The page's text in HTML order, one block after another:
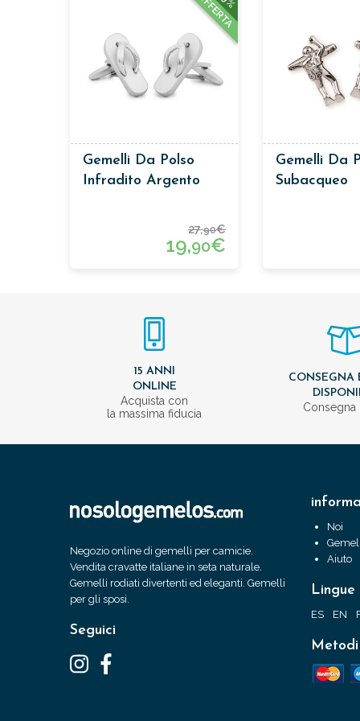
OFFERTA
Gemelli Da Polso
Infradito Argento
27,90€
19,90€
Gemelli Da
Subacqueo
15 ANNI
ONLINE
Acquista con
la massima fiducia
CONSEGNA
Consegna
Negozio online di gemelli per camicie.
Vendita cravatte italiane in seta naturale.
Gemelli rodiati divertenti ed eleganti. Gemelli
per gli sposi.
Seguici
Noi
Aiuto
Lingue
ES EN